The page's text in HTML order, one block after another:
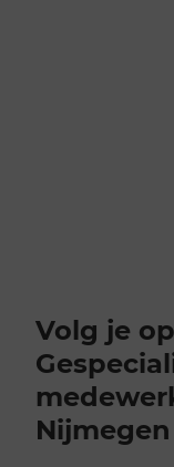
Volg je
Nijmegen